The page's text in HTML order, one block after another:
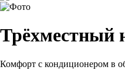
Трёхместный
Комфорт с кондиционером в